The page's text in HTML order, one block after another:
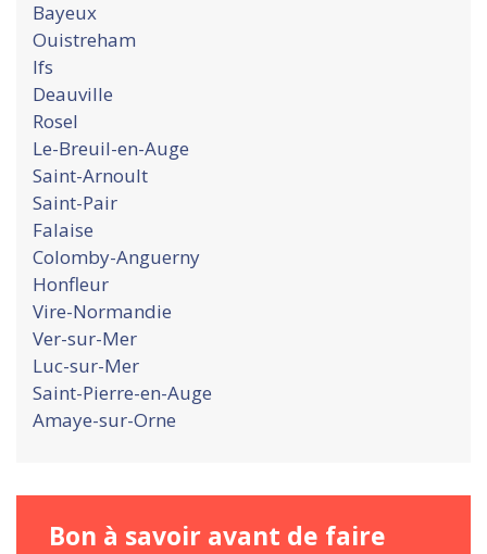
Bayeux
Ouistreham
Ifs
Deauville
Rosel
Le-Breuil-en-Auge
Saint-Arnoult
Saint-Pair
Falaise
Colomby-Anguerny
Honfleur
Vire-Normandie
Ver-sur-Mer
Luc-sur-Mer
Saint-Pierre-en-Auge
Amaye-sur-Orne
Bon à savoir avant de faire